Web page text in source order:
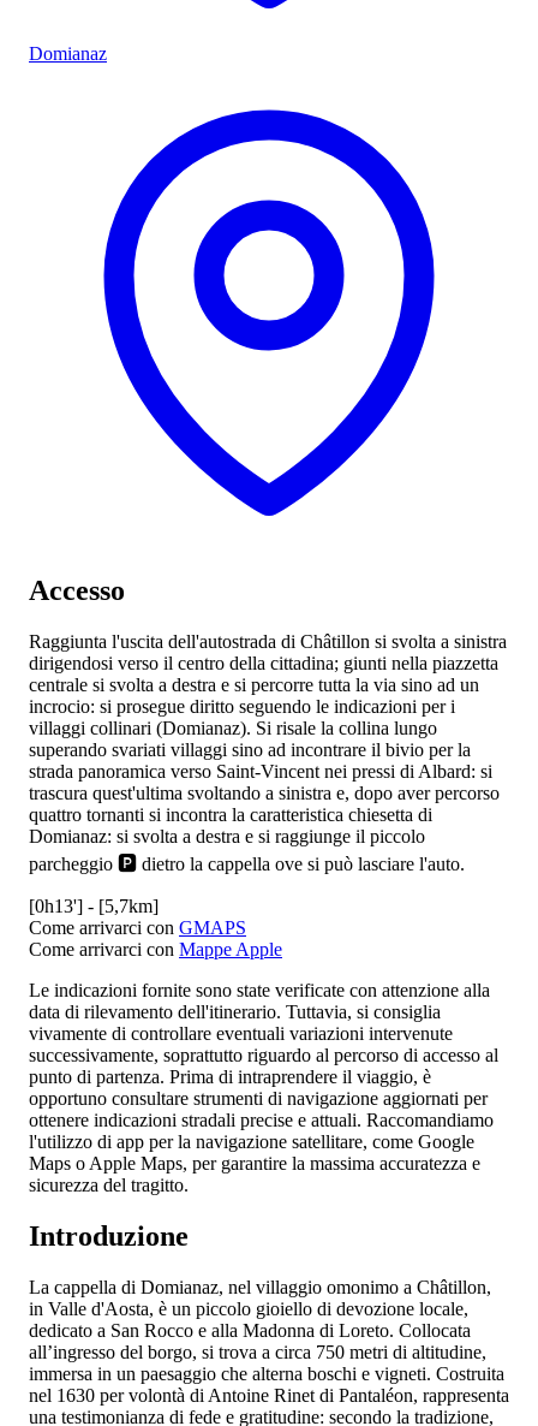
Domianaz
Accesso
Raggiunta l'uscita dell'autostrada di Châtillon si svolta a sinistra
dirigendosi verso il centro della cittadina; giunti nella piazzetta
centrale si svolta a destra e si percorre tutta la via sino ad un
incrocio: si prosegue diritto seguendo le indicazioni per i
villaggi collinari (Domianaz). Si risale la collina lungo
superando svariati villaggi sino ad incontrare il bivio per la
strada panoramica verso Saint-Vincent nei pressi di Albard: si
trascura quest'ultima svoltando a sinistra e, dopo aver percorso
quattro tornanti si incontra la caratteristica chiesetta di
Domianaz: si svolta a destra e si raggiunge il piccolo
parcheggio 🅿️ dietro la cappella ove si può lasciare l'auto.
[0h13'] - [5,7km]
Come arrivarci con GMAPS
Come arrivarci con Mappe Apple
Le indicazioni fornite sono state verificate con attenzione alla
data di rilevamento dell'itinerario. Tuttavia, si consiglia
vivamente di controllare eventuali variazioni intervenute
successivamente, soprattutto riguardo al percorso di accesso al
punto di partenza. Prima di intraprendere il viaggio, è
opportuno consultare strumenti di navigazione aggiornati per
ottenere indicazioni stradali precise e attuali. Raccomandiamo
l'utilizzo di app per la navigazione satellitare, come Google
Maps o Apple Maps, per garantire la massima accuratezza e
sicurezza del tragitto.
Introduzione
La cappella di Domianaz, nel villaggio omonimo a Châtillon,
in Valle d'Aosta, è un piccolo gioiello di devozione locale,
dedicato a San Rocco e alla Madonna di Loreto. Collocata
all’ingresso del borgo, si trova a circa 750 metri di altitudine,
immersa in un paesaggio che alterna boschi e vigneti. Costruita
nel 1630 per volontà di Antoine Rinet di Pantaléon, rappresenta
una testimonianza di fede e gratitudine: secondo la tradizione,